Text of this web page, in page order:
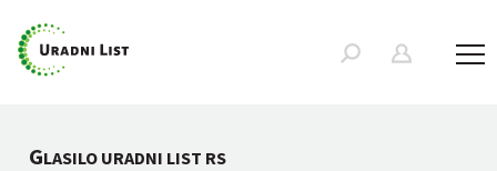
GLASILO URADNI LIST RS